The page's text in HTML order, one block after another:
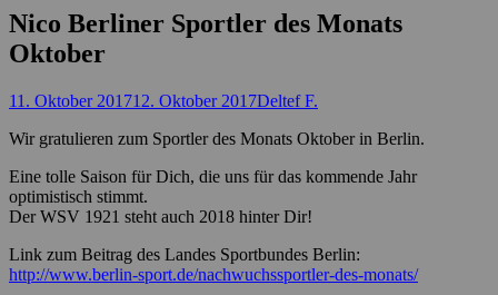
Nico Berliner Sportler des Monats
Oktober
Posted
11. Oktober 201712. Oktober 2017Autor
Deltef F.
Wir gratulieren zum Sportler des Monats Oktober in Berlin.
Eine tolle Saison für Dich, die uns für das kommende Jahr
optimistisch stimmt.
Der WSV 1921 steht auch 2018 hinter Dir!
Link zum Beitrag des Landes Sportbundes Berlin:
http://www.berlin-sport.de/nachwuchssportler-des-monats/